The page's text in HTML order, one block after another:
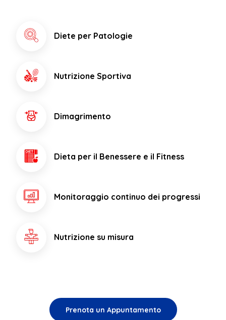
Diete per Patologie
Nutrizione Sportiva
Dimagrimento
Dieta per il Benessere e il Fitness
Monitoraggio continuo dei progressi
Nutrizione su misura
Prenota un Appuntamento